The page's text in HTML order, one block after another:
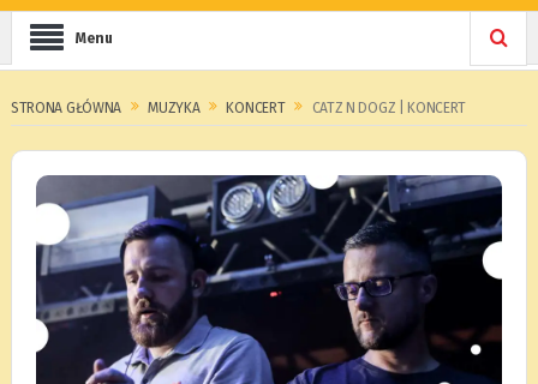
Menu
STRONA GŁÓWNA MUZYKA KONCERT CATZ N DOGZ | KONCERT